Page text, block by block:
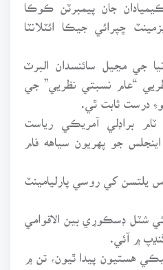
تي، ڪيميادان جان پيمبرٽن ڪوڪا
ڇپرائي جيڪا ائٽلانٽا
تي، دنيا جي مڃيل سائنسدان البرٽ
“عام نسبتي نظريي” جي
درست ثابت ٿي.
1973ع تي، ٽام براڊلي آمريڪي رياست
جو پهريون سياهه فام
تي، بورس يلتسن کي روسي پارليامينٽ
تي، خلائي شٽل ڊسڪورِي بين الاقوامي
۾ آئي.
مئي تي جيڪي هستيون پيدا ٿيون، تن ۾